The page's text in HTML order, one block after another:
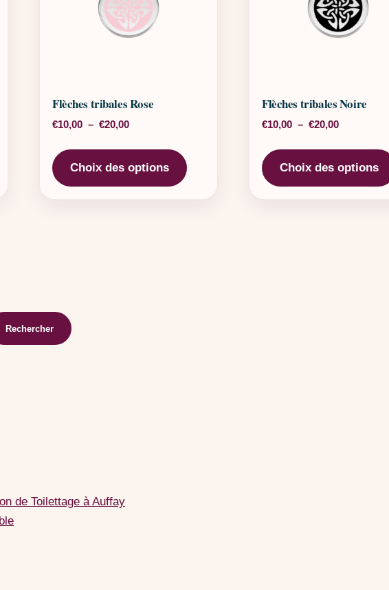
à €20,00
a plusieurs variations. Les options peuvent être choisies sur la page
Flèches tribales Rose
€10,00 – €20,00Plage de prix : €10,00 à €20,00
Choix des options
Ce produit a plusieurs variations. Les
Flèches tribales Noire
€10,00 – €20,00Plage de
Choix des options
de Toilettage à Auffay